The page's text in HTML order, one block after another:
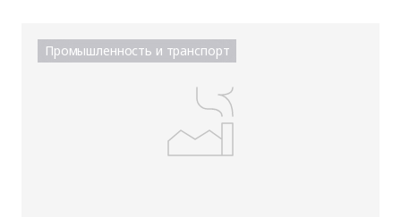
Промышленность и транспорт